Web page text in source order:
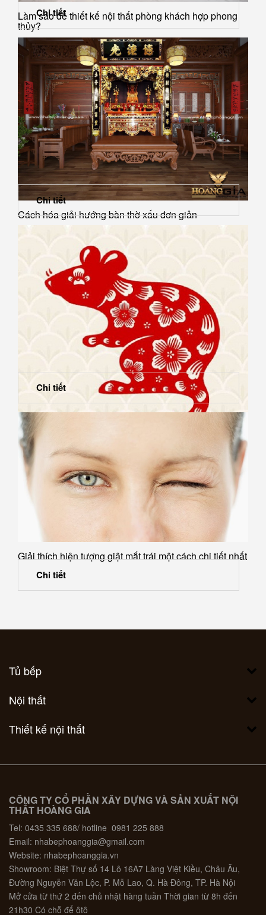
Làm sao để thiết kế nội thất phòng khách hợp phong
thủy?
Chi tiết
Cách hóa giải hướng bàn thờ xấu đơn giản
Chi tiết
Gia chủ tuổi Giáp Tý thì chọn bếp hướng nào?
Chi tiết
Giải thích hiện tượng giật mắt trái một cách chi tiết nhất
Chi tiết
Tủ bếp
Nội thất
Thiết kế nội thất
CÔNG TY CỔ PHẦN XÂY DỰNG VÀ SẢN XUẤT NỘI
THẤT HOÀNG GIA
Tel: 0435 335 688/ hotline 0981 225 888
Email: nhabephoanggia@gmail.com
Website: nhabephoanggia.vn
Showroom: Biệt Thự số 14 Lô 16A7 Làng Việt Kiều, Châu Âu,
Đường Nguyễn Văn Lộc, P. Mỗ Lao, Q. Hà Đông, TP. Hà Nội
Mở cửa từ thứ 2 đến chủ nhật hàng tuần Thời gian từ 8h đến
21h30 Có chỗ để ôtô